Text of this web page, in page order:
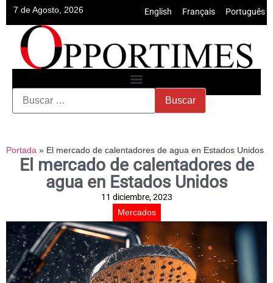
7 de Agosto, 2026 English Français Português
Portada » El mercado de calentadores de agua en Estados Unidos
El mercado de calentadores de
agua en Estados Unidos
11 diciembre, 2023
Mercados